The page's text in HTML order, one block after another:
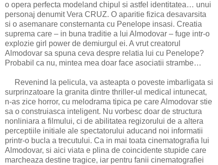
o opera perfecta modeland chipul si astfel identitatea… unui
personaj denumit Vera CRUZ. O aparitie fizica desavarsita
si o asemanare consternanta cu Penelope insasi. Creatia
suprema care – in buna traditie a lui Almodovar – fuge intr-o
explozie girl power de demiurgul ei. A vrut creatorul
Almodovar sa spuna ceva despre relatia lui cu Penelope?
Probabil ca nu, mintea mea doar face asociatii strambe…
Revenind la pelicula, va asteapta o poveste imbarligata si
surprinzatoare la granita dintre thriller-ul medical intunecat,
n-as zice horror, cu melodrama tipica pe care Almodovar stie
sa o construiasca inteligent. Nu vorbesc doar de structura
nonliniara a filmului, ci de abilitatea regizorului de a altera
perceptiile initiale ale spectatorului aducand noi informatii
printr-o bucla a trecutului. Ca in mai toata cinematografia lui
Almodovar, si aici viata e plina de coincidente stupide care
marcheaza destine tragice, iar pentru fanii cinematografiei